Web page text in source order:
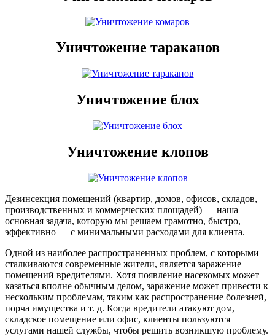
Уничтожение тараканов
Уничтожение блох
Уничтожение клопов
Дезинсекция помещений (квартир, домов, офисов, складов,
производственных и коммерческих площадей) — наша
основная задача, которую мы решаем грамотно, быстро,
эффективно — с минимальными расходами для клиента.
Одной из наиболее распространенных проблем, с которыми
сталкиваются современные жители, является заражение
помещений вредителями. Хотя появление насекомых может
казаться вполне обычным делом, заражение может привести к
нескольким проблемам, таким как распространение болезней,
порча имущества и т. д. Когда вредители атакуют дом,
складское помещение или офис, клиенты пользуются
услугами нашей службы, чтобы решить возникшую проблему.